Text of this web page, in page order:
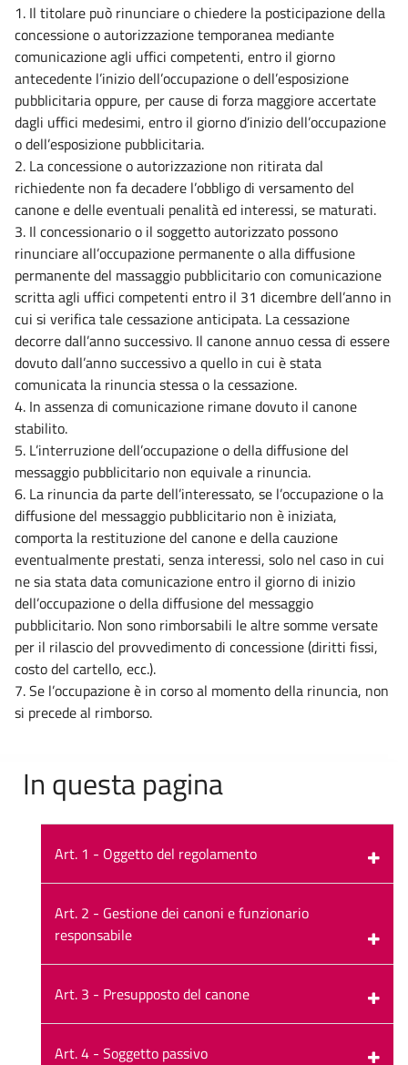
1. Il titolare può rinunciare o chiedere la posticipazione della
concessione o autorizzazione temporanea mediante
comunicazione agli uffici competenti, entro il giorno
antecedente l’inizio dell’occupazione o dell’esposizione
pubblicitaria oppure, per cause di forza maggiore accertate
dagli uffici medesimi, entro il giorno d’inizio dell’occupazione
o dell’esposizione pubblicitaria.
2. La concessione o autorizzazione non ritirata dal
richiedente non fa decadere l’obbligo di versamento del
canone e delle eventuali penalità ed interessi, se maturati.
3. Il concessionario o il soggetto autorizzato possono
rinunciare all’occupazione permanente o alla diffusione
permanente del massaggio pubblicitario con comunicazione
scritta agli uffici competenti entro il 31 dicembre dell’anno in
cui si verifica tale cessazione anticipata. La cessazione
decorre dall’anno successivo. Il canone annuo cessa di essere
dovuto dall’anno successivo a quello in cui è stata
comunicata la rinuncia stessa o la cessazione.
4. In assenza di comunicazione rimane dovuto il canone
stabilito.
5. L’interruzione dell’occupazione o della diffusione del
messaggio pubblicitario non equivale a rinuncia.
6. La rinuncia da parte dell’interessato, se l’occupazione o la
diffusione del messaggio pubblicitario non è iniziata,
comporta la restituzione del canone e della cauzione
eventualmente prestati, senza interessi, solo nel caso in cui
ne sia stata data comunicazione entro il giorno di inizio
dell’occupazione o della diffusione del messaggio
pubblicitario. Non sono rimborsabili le altre somme versate
per il rilascio del provvedimento di concessione (diritti fissi,
costo del cartello, ecc.).
7. Se l’occupazione è in corso al momento della rinuncia, non
si precede al rimborso.
In questa pagina
Art. 1 - Oggetto del regolamento
Art. 2 - Gestione dei canoni e funzionario
responsabile
Art. 3 - Presupposto del canone
Art. 4 - Soggetto passivo